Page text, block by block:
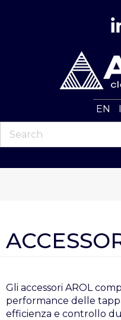
EN
Gli accessori AROL
performance delle
efficienza e controllo